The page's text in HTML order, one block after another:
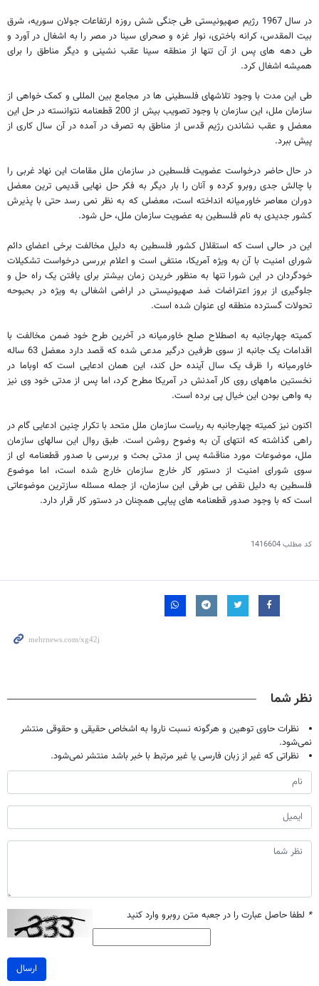
در سال 1967 رژیم صهیونیستی طی جنگی شش روزه ارتفاعات جولان سوریه، شرق
بیت المقدس، کرانه باختری، نوار غزه و صحرای سینا در مصر را به اشغال در آورد و
طی دهه های پس از آن تنها از منطقه سینا عقب نشینی و دیگر مناطق را برای
همیشه اشغال کرد.
طی این مدت با وجود تلاشهای فلسطینی ها در مجامع بین المللی و کمک خواهی از
سازمان ملل، این سازمان با وجود تصویب بیش از 200 قطعنامه نتوانسته در حل این
معضل و عقب نشاندن رژیم قدس از مناطق به تصرف در آمده در آن سال کاری از
پیش ببرد.
در حال حاضر درخواست عضویت فلسطین در سازمان ملل مقامات این نهاد غربی را
با چالش جدی روبرو کرده و آنان را بار دیگر به فکر حل نهایی قدیمی ترین معضل
دوران معاصر خاورمیانه انداخته است، معضلی که به نظر نمی رسد حتی با پذیرش
کشور جدیدی به نام فلسطین به عضویت سازمان ملل، حل شود.
این در حالی است که استقلال کشور فلسطین به دلیل مخالفت برخی اعضای دائم
شورای امنیت با آن به ویژه آمریکا، منتفی است و اعلام بررسی درخواست تشکیلات
خودگردان در این شورا تنها به منظور خریدن زمان بیشتر برای یافتن یک راه حل و
جلوگیری از بروز اعتراضات ضد صهیونیستی در اراضی اشغالی به ویژه در بحبوحه
تحولات گسترده منطقه ای عنوان شده است.
کمیته چهارجانبه به اصطلاح صلح خاورمیانه در آخرین طرح خود ضمن مخالفت با
اقدامات یک جانبه از سوی طرفین درگیر مدعی شده که قصد دارد معضل 63 ساله
خاورمیانه را ظرف یک سال آینده حل کند، این همان ادعایی است که اوباما در
نخستین ماههای روی کار آمدنش در آمریکا مطرح کرد، اما پس از مدتی خود وی نیز
به واهی بودن این خیال پی برده است.
اکنون نیز کمیته چهارجانبه به ریاست سازمان ملل متحد با تکرار چنین ادعایی گام در
راهی گذاشته که انتهای آن به وضوح روشن است. طبق روال این سالهای سازمان
ملل، موضوعات مورد مناقشه پس از مدتی بحث و بررسی با صدور قطعنامه ای از
سوی شورای امنیت از دستور کار خارج سازمان خارج شده است، اما موضوع
فلسطین به دلیل نقض بی طرفی این سازمان، از جمله مسئله سازترین موضوعاتی
است که با وجود صدور قطعنامه های پیاپی همچنان در دستور کار قرار دارد.
کد مطلب1416604
نظر شما
نظرات حاوی توهین و هرگونه نسبت ناروا به اشخاص حقیقی و حقوقی منتشر
نمی‌شود.
نظراتی که غیر از زبان فارسی یا غیر مرتبط با خبر باشد منتشر نمی‌شود.
* لطفا حاصل عبارت را در جعبه متن روبرو وارد کنید
ارسال